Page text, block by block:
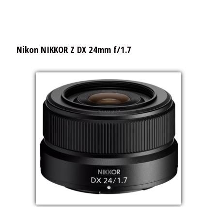
Nikon NIKKOR Z DX 24mm f/1.7